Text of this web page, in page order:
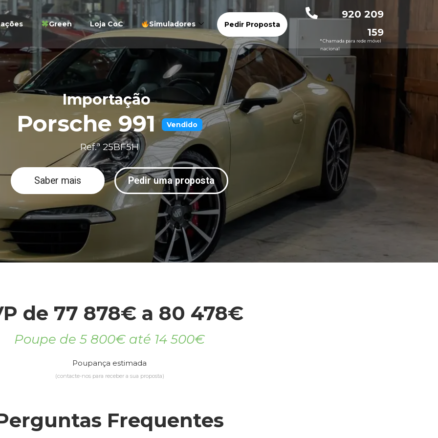
Green Loja CoC Simuladores Pedir Proposta
920 209
159
* Chamada para rede móvel
nacional
Importação
Porsche 991 Vendido
Ref.ª 25BF5H
Saber mais Pedir uma proposta
de 77 878€ a 80 478€
Poupe de 5 800€ até 14 500€
Poupança estimada
(contacte-nos para receber a sua proposta)
Frequentes